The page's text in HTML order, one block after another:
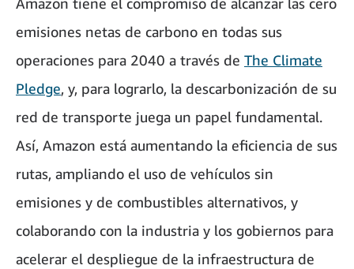
emisiones netas de carbono en todas sus
operaciones para 2040 a través de The Climate
Pledge, y, para lograrlo, la descarbonización de su
red de transporte juega un papel fundamental.
Así, Amazon está aumentando la eficiencia de sus
rutas, ampliando el uso de vehículos sin
emisiones y de combustibles alternativos, y
colaborando con la industria y los gobiernos para
acelerar el despliegue de la infraestructura de